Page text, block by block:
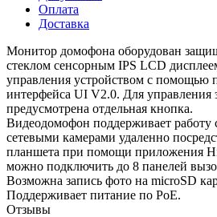
Оплата
Доставка
Монитор домофона оборудован
стеклом сенсорным IPS LCD
управления устройством с помощью
интерфейса UI V2.0. Для управления
предусмотрена отдельная кнопка.
Видеодомофон поддерживает работу
сетевыми камерами удаленно
планшета при помощи приложения
можно подключить до 8 панелей
Возможна запись фото на microSD
Поддерживает питание по PoE.
Отзывы